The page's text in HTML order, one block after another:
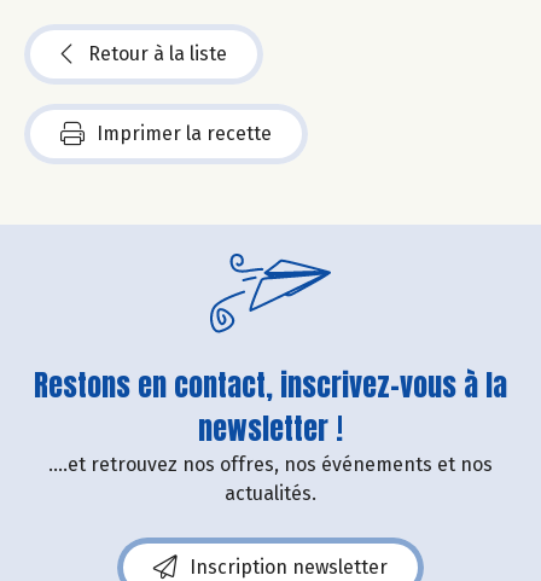
Retour à la liste
Imprimer la recette
Restons en contact, inscrivez-vous à la
newsletter !
....et retrouvez nos offres, nos événements et nos
actualités.
Inscription newsletter